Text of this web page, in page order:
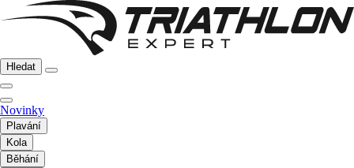
Hledat
Novinky
Plavání
Kola
Běhání